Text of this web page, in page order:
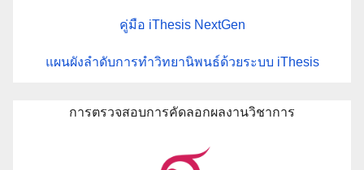
คู่มือ iThesis NextGen
แผนผังลำดับการทำวิทยานิพนธ์ด้วยระบบ iThesis
การตรวจสอบการคัดลอกผลงานวิชาการ